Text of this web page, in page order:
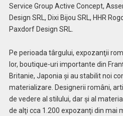
Service Group Active Concept,
Design SRL, Dixi Bijou SRL, HHR
Paxdorf Design SRL.
Pe perioada târgului, expozanţii
lor, boutique-uri importante din
Britanie, Japonia şi au stabilit noi
materializare. Designerii români,
de vedere al stilului, dar şi al
de alţi cca 1.200 expozanţi din mai